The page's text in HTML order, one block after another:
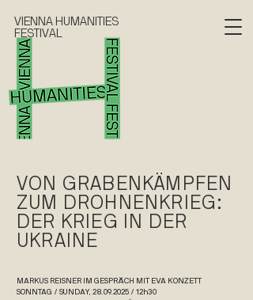
VIENNA HUMANITIES
FESTIVAL
VON GRABENKÄMPFEN
ZUM DROHNENKRIEG:
DER KRIEG IN DER
UKRAINE
MARKUS REISNER IM GESPRÄCH MIT EVA KONZETT
SONNTAG / SUNDAY, 28.09.2025 / 12h30